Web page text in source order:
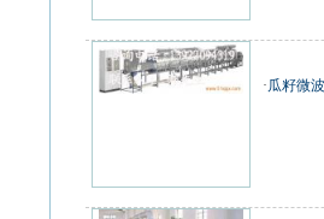
·瓜籽微